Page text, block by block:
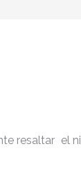
resaltar el